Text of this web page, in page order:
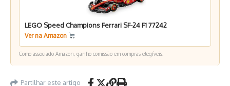
LEGO Speed Champions Ferrari SF-24 F1 77242
Ver na Amazon
Como associado Amazon, ganho comissão em compras elegíveis.
Partilhar este artigo